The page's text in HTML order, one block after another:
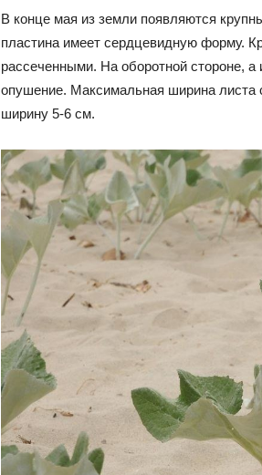
В конце мая из земли появляются
пластина имеет сердцевидную форму.
рассеченными. На оборотной стороне, а
опушение. Максимальная ширина листа
ширину 5-6 см.